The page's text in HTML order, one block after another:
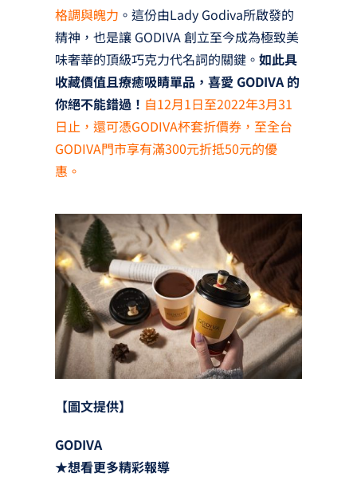
格調與魄力 。這份由Lady Godiva所啟發的
精神，也是讓 GODIVA 創立至今成為極致美
味奢華的頂級巧克力代名詞的關鍵。 如此具
收藏價值且療癒吸睛單品，喜愛 GODIVA 的
你絕不能錯過！ 自12月1日至2022年3月31
日止，還可憑GODIVA杯套折價券，至全台
GODIVA門市享有滿300元折抵50元的優
惠。
【圖文提供】
GODIVA
★想看更多精彩報導